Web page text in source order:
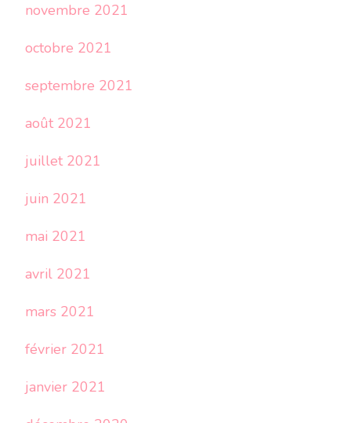
novembre 2021
octobre 2021
septembre 2021
août 2021
juillet 2021
juin 2021
mai 2021
avril 2021
mars 2021
février 2021
janvier 2021